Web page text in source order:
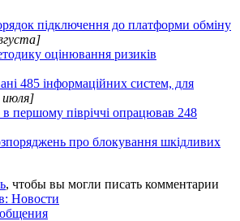
підключення до платформи обміну
оцінювання ризиків
485 інформаційних систем, для
июля]
першому півріччі опрацював 248
про блокування шкідливих
, чтобы вы могли писать комментарии
Новости